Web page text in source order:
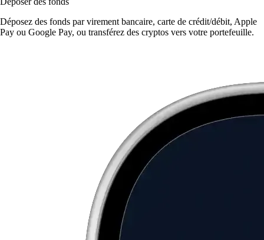
Déposez des fonds par virement bancaire, carte de crédit/débit, Apple
Pay ou Google Pay, ou transférez des cryptos vers votre portefeuille.